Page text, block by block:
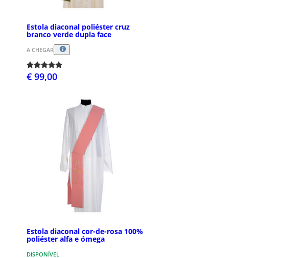
Estola diaconal poliéster cruz
branco verde dupla face
A CHEGAR
€ 99,00
Estola diaconal cor-de-rosa 100%
poliéster alfa e ómega
DISPONÍVEL